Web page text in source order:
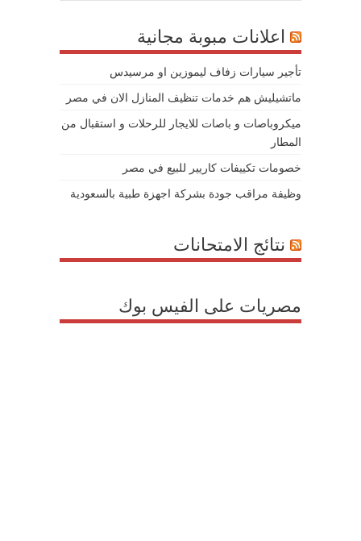
اعلانات مبوبة مجانية
تأجير سيارات زفاف ليموزين او مرسيدس
ماتشيليش هم خدمات تنظيف المنازل الان في مصر
ميكروباصات و باصات للايجار للرحلات و استقبال من
المطار
خصومات تكييفات كاريير للبيع في مصر
وظيفة مراقب جودة بشركة اجهزة طبية بالسعودية
نتائج الامتحانات
مصريات على الفيس بوك